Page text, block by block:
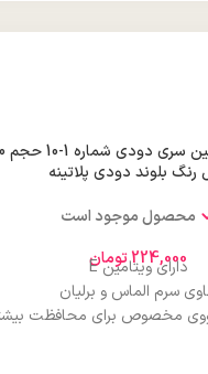
رنگ
رنگ بلوند دودی پلاتینه
محصول موجود است
224,000تومان
دارای ویتامین E
سرم الماس و برلیان
یووی مخصوص برای محافظت